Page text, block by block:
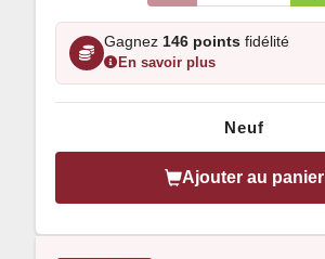
Gagnez 146 points fidélité
En savoir plus
Neuf
Ajouter au panier